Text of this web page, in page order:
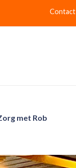
Contact
met Rob